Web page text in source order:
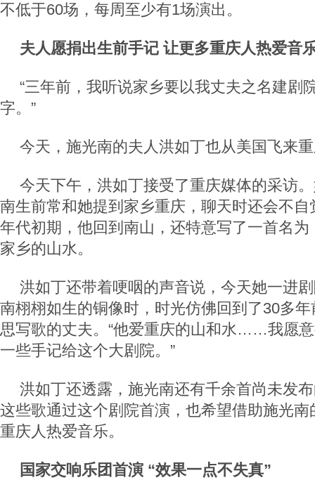
不低于60场，每周至少有1场演出。
夫人愿捐出生前手记 让更多重庆人热爱音
“三年前，我听说家乡要以我丈夫之名建剧
字。”
今天，施光南的夫人洪如丁也从美国飞来
今天下午，洪如丁接受了重庆媒体的采访
南生前常和她提到家乡重庆，聊天时还会不
年代初期，他回到南山，还特意写了一首名
家乡的山水。
洪如丁还带着哽咽的声音说，今天她一进
南栩栩如生的铜像时，时光仿佛回到了30多
思写歌的丈夫。“他爱重庆的山和水……我愿
一些手记给这个大剧院。”
洪如丁还透露，施光南还有千余首尚未发
这些歌通过这个剧院首演，也希望借助施光
重庆人热爱音乐。
国家交响乐团首演 “效果一点不失真”